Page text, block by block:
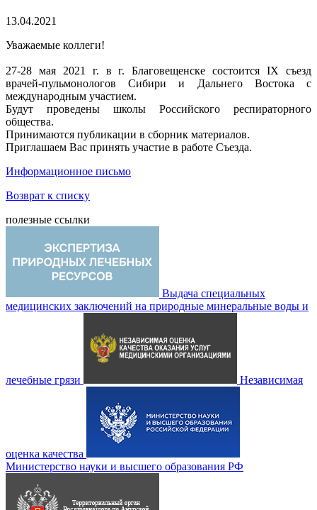
13.04.2021
Уважаемые коллеги!
27-28 мая 2021 г. в г. Благовещенске состоится IX съезд
врачей-пульмонологов Сибири и Дальнего Востока с
международным участием.
Будут проведены школы Российского респираторного
общества.
Принимаются публикации в сборник материалов.
Приглашаем Вас принять участие в работе Съезда.
Информационное письмо
Возврат к списку
полезные ссылки
Выдача специальных
медицинских заключений на природные минеральные воды и
лечебные грязи Независимая
оценка качества
Министерство науки и высшего образования РФ